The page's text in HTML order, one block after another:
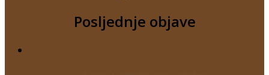
Posljednje objave